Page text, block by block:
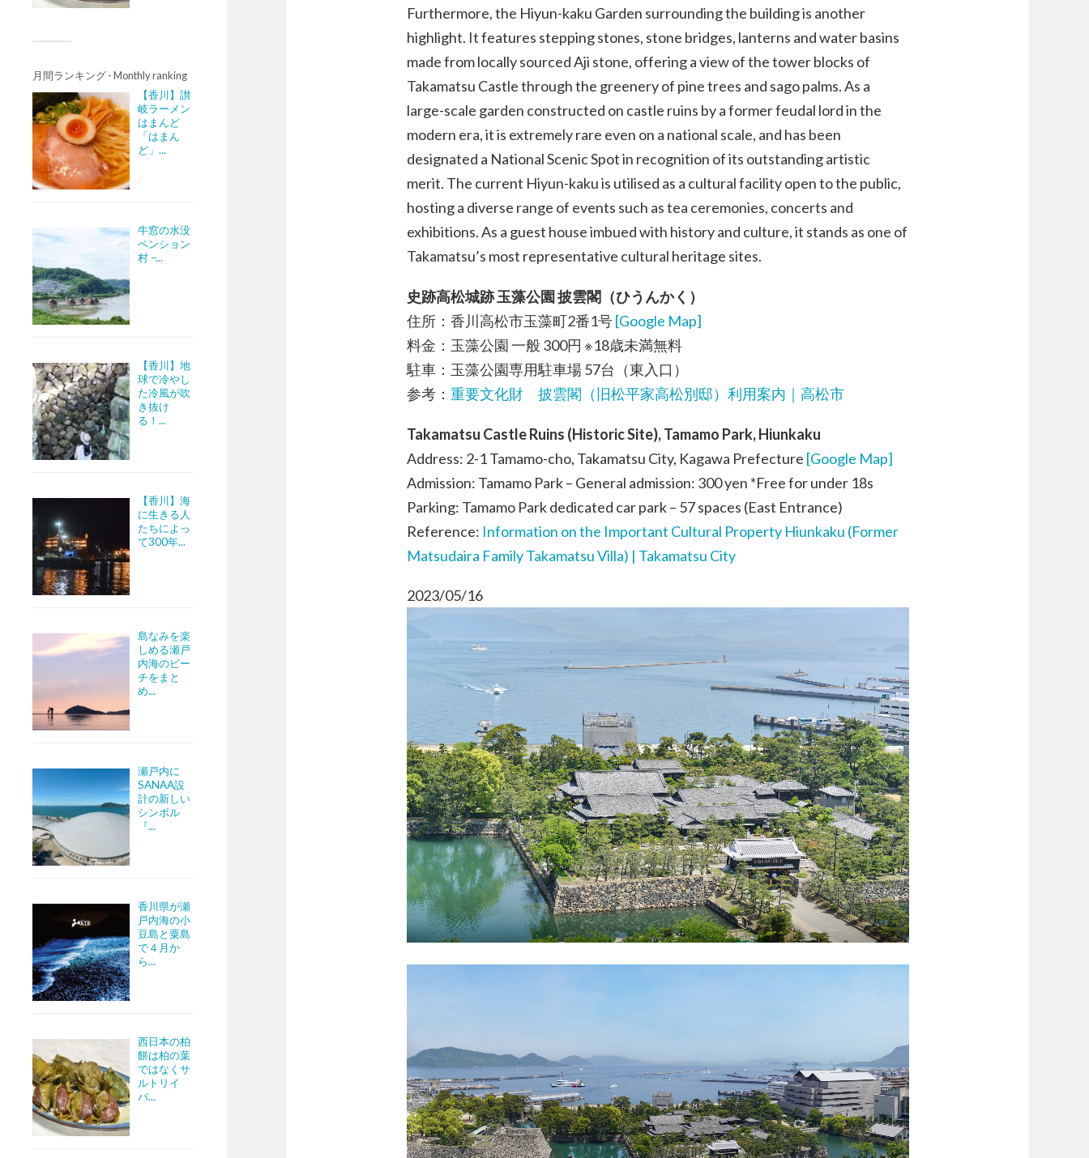
月間ランキング - Monthly ranking
【香川】讃
岐ラーメン
はまんど
「はまん
ど」...
牛窓の水没
ペンション
村 –...
【香川】地
球で冷やし
た冷風が吹
き抜け
る！...
【香川】海
に生きる人
たちによっ
て300年...
島なみを楽
しめる瀬戸
内海のビー
チをまと
め...
瀬戸内に
SANAA設
計の新しい
シンボル
『...
香川県が瀬
戸内海の小
豆島と粟島
で４月か
ら...
西日本の柏
餅は柏の葉
ではなくサ
ルトリイ
バ...
Furthermore, the Hiyun-kaku Garden surrounding the building is another
highlight. It features stepping stones, stone bridges, lanterns and water basins
made from locally sourced Aji stone, offering a view of the tower blocks of
Takamatsu Castle through the greenery of pine trees and sago palms. As a
large-scale garden constructed on castle ruins by a former feudal lord in the
modern era, it is extremely rare even on a national scale, and has been
designated a National Scenic Spot in recognition of its outstanding artistic
merit. The current Hiyun-kaku is utilised as a cultural facility open to the public,
hosting a diverse range of events such as tea ceremonies, concerts and
exhibitions. As a guest house imbued with history and culture, it stands as one of
Takamatsu’s most representative cultural heritage sites.
史跡高松城跡 玉藻公園 披雲閣（ひうんかく）
住所：香川高松市玉藻町2番1号[Google Map]
料金：玉藻公園 一般 300円 ※18歳未満無料
駐車：玉藻公園専用駐車場 57台（東入口）
参考： 重要文化財 披雲閣（旧松平家高松別邸）利用案内｜高松市
Takamatsu Castle Ruins (Historic Site), Tamamo Park, Hiunkaku
Address: 2-1 Tamamo-cho, Takamatsu City, Kagawa Prefecture [Google Map]
Admission: Tamamo Park – General admission: 300 yen *Free for under 18s
Parking: Tamamo Park dedicated car park – 57 spaces (East Entrance)
Reference: Information on the Important Cultural Property Hiunkaku (Former
Matsudaira Family Takamatsu Villa) | Takamatsu City
2023/05/16